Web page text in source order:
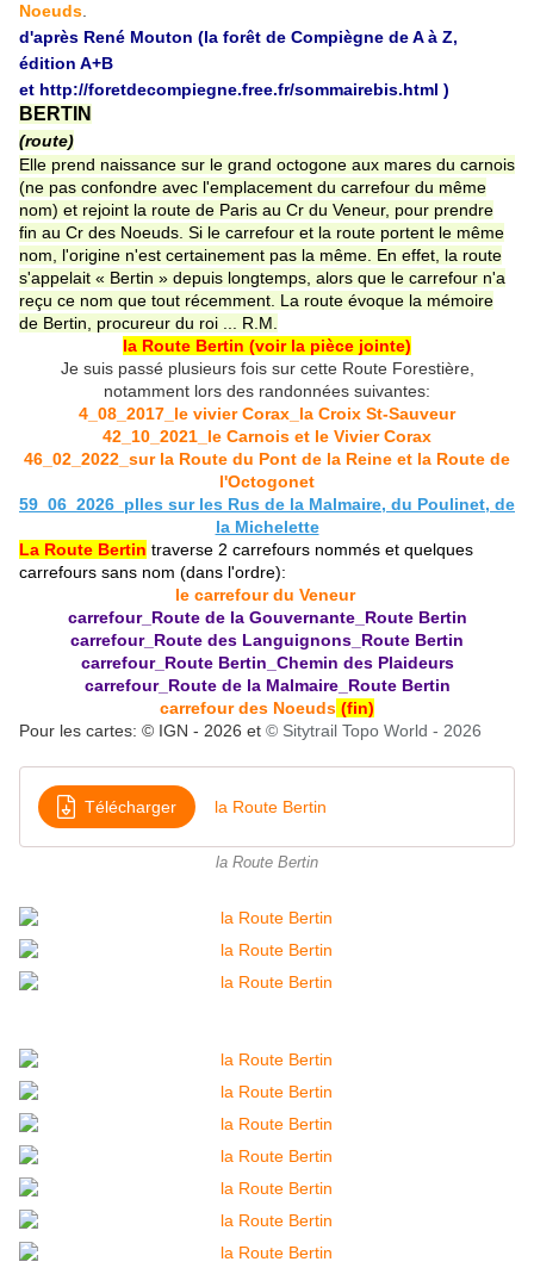
Noeuds
d'après René Mouton (la forêt de Compiègne de A à Z,
édition A+B
et http://foretdecompiegne.free.fr/sommairebis.html )
BERTIN
(route)
Elle prend naissance sur le grand octogone aux mares du carnois
(ne pas confondre avec l'emplacement du carrefour du même
nom) et rejoint la route de Paris au Cr du Veneur, pour prendre
fin au Cr des Noeuds. Si le carrefour et la route portent le même
nom, l'origine n'est certainement pas la même. En effet, la route
s'appelait « Bertin » depuis longtemps, alors que le carrefour n'a
reçu ce nom que tout récemment. La route évoque la mémoire
de Bertin, procureur du roi ... R.M.
la Route Bertin (voir la pièce jointe)
Je suis passé plusieurs fois sur cette Route Forestière,
notamment lors des randonnées suivantes:
4_08_2017_le vivier Corax_la Croix St-Sauveur
42_10_2021_le Carnois et le Vivier Corax
46_02_2022_sur la Route du Pont de la Reine et la Route de
l'Octogonet
59_06_2026_plles sur les Rus de la Malmaire, du Poulinet, de
la Michelette
La Route Bertin traverse 2 carrefours nommés et quelques
carrefours sans nom (dans l'ordre):
le carrefour du Veneur
carrefour_Route de la Gouvernante_Route Bertin
carrefour_Route des Languignons_Route Bertin
carrefour_Route Bertin_Chemin des Plaideurs
carrefour_Route de la Malmaire_Route Bertin
carrefour des Noeuds (fin)
Pour les cartes: © IGN - 2026 et © Sitytrail Topo World - 2026
Télécharger la Route Bertin
la Route Bertin